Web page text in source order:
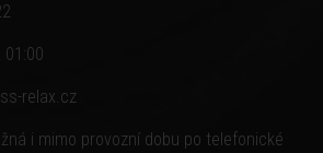
01:00
relax.cz
i mimo provozní dobu po telefonické